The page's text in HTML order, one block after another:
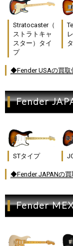
Stratocaster（
ストラトキャ
スター）タイ
プ
◆Fender USAの買取
Fender
STタイプ
◆Fender JAPANの買
Fender